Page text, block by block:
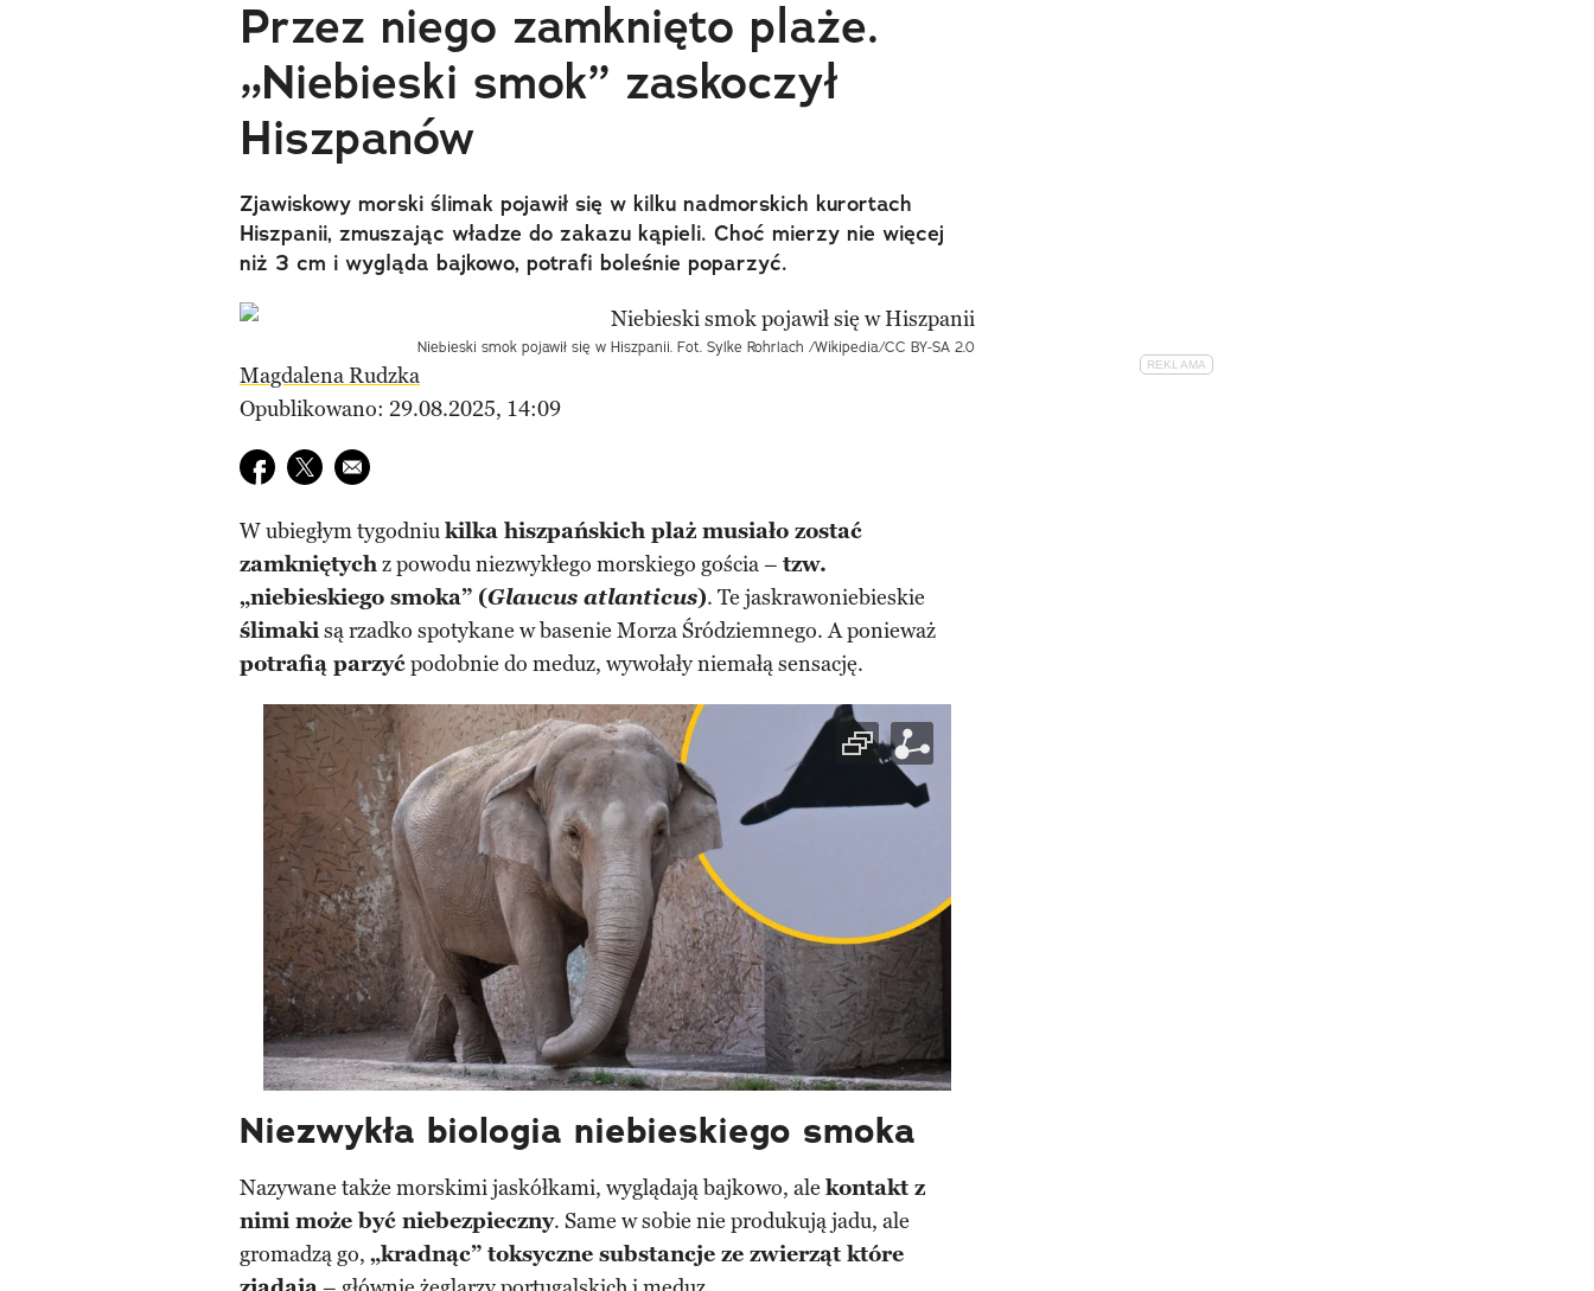
Przez niego zamknięto plaże.
„Niebieski smok” zaskoczył
Hiszpanów
Zjawiskowy morski ślimak pojawił się w kilku nadmorskich kurortach
Hiszpanii, zmuszając władze do zakazu kąpieli. Choć mierzy nie więcej
niż 3 cm i wygląda bajkowo, potrafi boleśnie poparzyć.
Niebieski smok pojawił się w Hiszpanii. Fot. Sylke Rohrlach /Wikipedia/CC BY-SA 2.0
Magdalena Rudzka
Opublikowano: 29.08.2025, 14:09
Udostępnij na facebook
Udostępnij na twitter
E-mail do przyjaciela
W ubiegłym tygodniukilka hiszpańskich plaż musiało zostać
zamkniętychz powodu niezwykłego morskiego gościa – tzw.
„niebieskiego smoka” (Glaucus atlanticus). Te jaskrawoniebieskie
ślimakisą rzadko spotykane w basenie Morza Śródziemnego. A ponieważ
potrafią parzyćpodobnie do meduz, wywołały niemałą sensację.
Niezwykła biologia niebieskiego smoka
Nazywane także morskimi jaskółkami, wyglądają bajkowo, ale kontakt z
nimi może być niebezpieczny. Same w sobie nie produkują jadu, ale
gromadzą go, „kradnąc” toksyczne substancje ze zwierząt które